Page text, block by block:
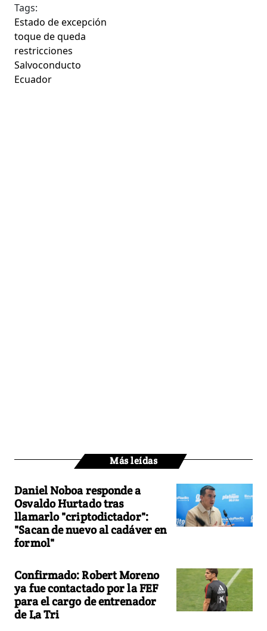
Tags:
Estado de excepción
toque de queda
restricciones
Salvoconducto
Ecuador
Más leídas
Daniel Noboa responde a
Osvaldo Hurtado tras
llamarlo "criptodictador":
"Sacan de nuevo al cadáver en
formol"
Confirmado: Robert Moreno
ya fue contactado por la FEF
para el cargo de entrenador
de La Tri